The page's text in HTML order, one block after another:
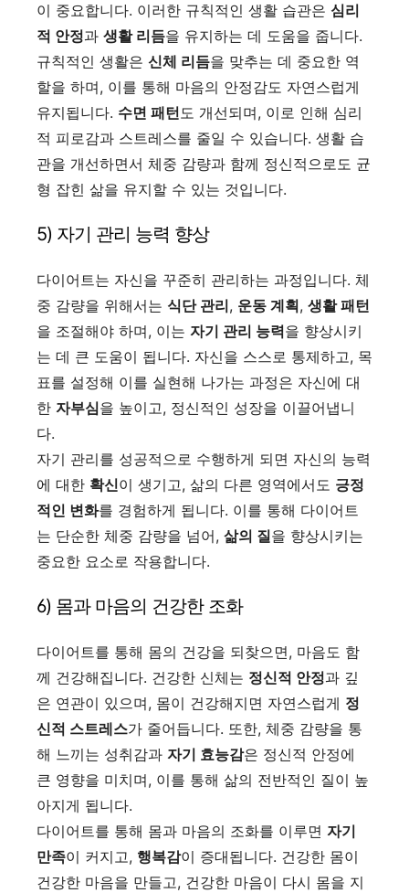
이 중요합니다. 이러한 규칙적인 생활 습관은 심리
적 안정과 생활 리듬을 유지하는 데 도움을 줍니다.
규칙적인 생활은 신체 리듬을 맞추는 데 중요한 역
할을 하며, 이를 통해 마음의 안정감도 자연스럽게
유지됩니다. 수면 패턴도 개선되며, 이로 인해 심리
적 피로감과 스트레스를 줄일 수 있습니다. 생활 습
관을 개선하면서 체중 감량과 함께 정신적으로도 균
형 잡힌 삶을 유지할 수 있는 것입니다.
5) 자기 관리 능력 향상
다이어트는 자신을 꾸준히 관리하는 과정입니다. 체
중 감량을 위해서는 식단 관리, 운동 계획, 생활 패턴
을 조절해야 하며, 이는 자기 관리 능력을 향상시키
는 데 큰 도움이 됩니다. 자신을 스스로 통제하고, 목
표를 설정해 이를 실현해 나가는 과정은 자신에 대
한 자부심을 높이고, 정신적인 성장을 이끌어냅니
다.
자기 관리를 성공적으로 수행하게 되면 자신의 능력
에 대한 확신이 생기고, 삶의 다른 영역에서도 긍정
적인 변화를 경험하게 됩니다. 이를 통해 다이어트
는 단순한 체중 감량을 넘어, 삶의 질을 향상시키는
중요한 요소로 작용합니다.
6) 몸과 마음의 건강한 조화
다이어트를 통해 몸의 건강을 되찾으면, 마음도 함
께 건강해집니다. 건강한 신체는 정신적 안정과 깊
은 연관이 있으며, 몸이 건강해지면 자연스럽게 정
신적 스트레스가 줄어듭니다. 또한, 체중 감량을 통
해 느끼는 성취감과 자기 효능감은 정신적 안정에
큰 영향을 미치며, 이를 통해 삶의 전반적인 질이 높
아지게 됩니다.
다이어트를 통해 몸과 마음의 조화를 이루면 자기
만족이 커지고, 행복감이 증대됩니다. 건강한 몸이
건강한 마음을 만들고, 건강한 마음이 다시 몸을 지